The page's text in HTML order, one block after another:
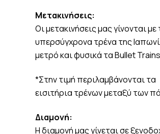
Μετακινήσεις:
Οι μετακινήσεις μας γίνονται με
υπερσύγχρονα τρένα της
μετρό και φυσικά τα Bullet
*Στην τιμή περιλαμβάνονται τα
εισιτήρια τρένων μεταξύ των
Διαμονή:
Η διαμονή μας γίνεται σε